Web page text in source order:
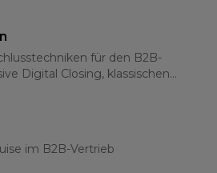
für den B2B-
Digital Closing, klassischen
im B2B-Vertrieb